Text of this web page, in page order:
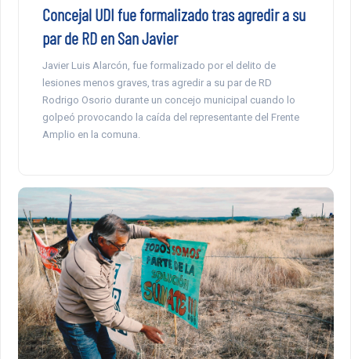
Concejal UDI fue formalizado tras agredir a su
par de RD en San Javier
Javier Luis Alarcón, fue formalizado por el delito de
lesiones menos graves, tras agredir a su par de RD
Rodrigo Osorio durante un concejo municipal cuando lo
golpeó provocando la caída del representante del Frente
Amplio en la comuna.